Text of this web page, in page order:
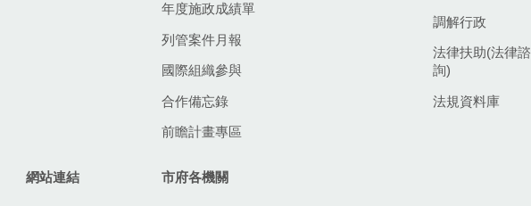
年度施政成績單
列管案件月報
國際組織參與
合作備忘錄
前瞻計畫專區
調解行政
法律扶助(法律諮
詢)
法規資料庫
網站連結 市府各機關